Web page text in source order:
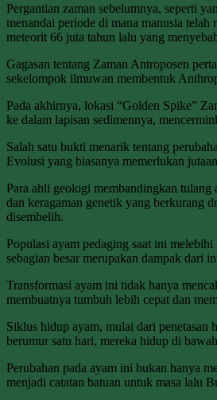
Pergantian zaman sebelumnya, seperti
menandai periode di mana manusia
meteorit 66 juta tahun lalu yang
Gagasan tentang Zaman Antroposen
sekelompok ilmuwan membentuk
Pada akhirnya, lokasi “Golden Spike”
ke dalam lapisan sedimennya,
Salah satu bukti menarik tentang
Evolusi yang biasanya memerlukan
Para ahli geologi membandingkan
dan keragaman genetik yang berkurang
disembelih.
Populasi ayam pedaging saat ini
sebagian besar merupakan dampak dari
Transformasi ayam ini tidak hanya
membuatnya tumbuh lebih cepat dan
Siklus hidup ayam, mulai dari penetasan
berumur satu hari, mereka hidup di
Perubahan pada ayam ini bukan hanya
menjadi catatan batuan untuk masa lalu